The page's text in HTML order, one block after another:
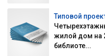
Типовой
жилой дом на
библиоте...